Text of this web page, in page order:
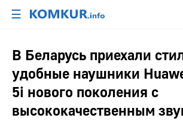
☰
В Беларусь приехали
удобные наушники
5i нового поколения с
высококачественным